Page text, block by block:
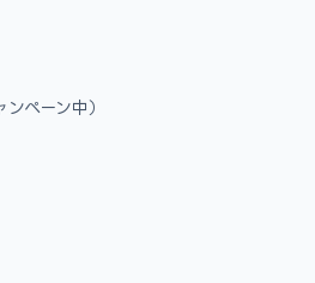
ペーン中）